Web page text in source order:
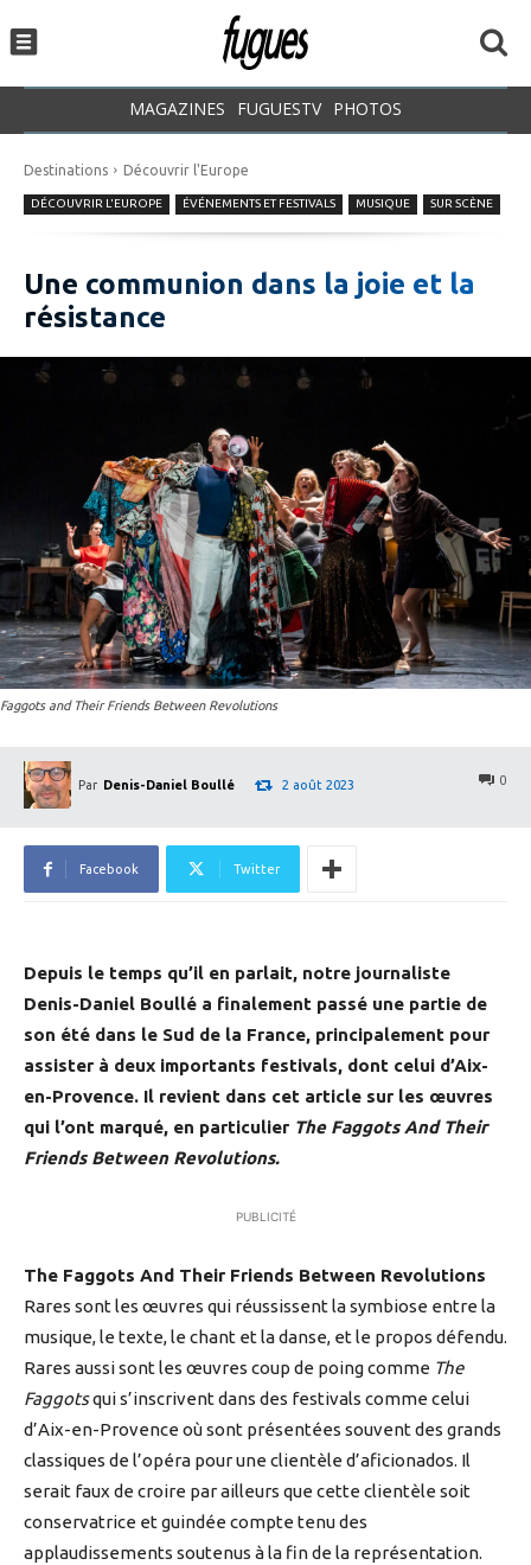
MAGAZINES FUGUESTV PHOTOS
Destinations Découvrir l'Europe
DÉCOUVRIR L'EUROPE ÉVÉNEMENTS ET FESTIVALS MUSIQUE SUR SCÈNE
Une communion dans la joie et la
résistance
Faggots and Their Friends Between Revolutions
Par Denis-Daniel Boullé 0
2 août 2023
Facebook Twitter
Depuis le temps qu’il en parlait, notre journaliste
Denis-Daniel Boullé a finalement passé une partie de
son été dans le Sud de la France, principalement pour
assister à deux importants festivals, dont celui d’Aix-
en-Provence. Il revient dans cet article sur les œuvres
qui l’ont marqué, en particulier The Faggots And Their
Friends Between Revolutions.
PUBLICITÉ
The Faggots And Their Friends Between Revolutions
Rares sont les œuvres qui réussissent la symbiose entre la
musique, le texte, le chant et la danse, et le propos défendu.
Rares aussi sont les œuvres coup de poing comme The
Faggotsqui s’inscrivent dans des festivals comme celui
d’Aix-en-Provence où sont présentées souvent des grands
classiques de l’opéra pour une clientèle d’aficionados. Il
serait faux de croire par ailleurs que cette clientèle soit
conservatrice et guindée compte tenu des
applaudissements soutenus à la fin de la représentation.